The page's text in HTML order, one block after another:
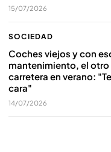
15/07/2026
SOCIEDAD
Coches viejos y con
mantenimiento, el otro
carretera en verano:
cara"
14/07/2026